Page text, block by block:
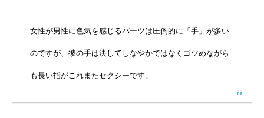
女性が男性に色気を感じるパーツは圧倒的に「手」が多い
のですが、彼の手は決してしなやかではなくゴツめながら
も長い指がこれまたセクシーです。